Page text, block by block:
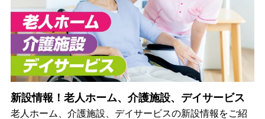
新設情報！老人ホーム、介護施設、デイサービス
老人ホーム、介護施設、デイサービスの新設情報をご紹